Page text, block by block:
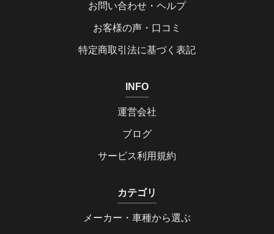
お問い合わせ・ヘルプ
お客様の声・口コミ
特定商取引法に基づく表記
INFO
運営会社
ブログ
サービス利用規約
カテゴリ
メーカー・車種から選ぶ